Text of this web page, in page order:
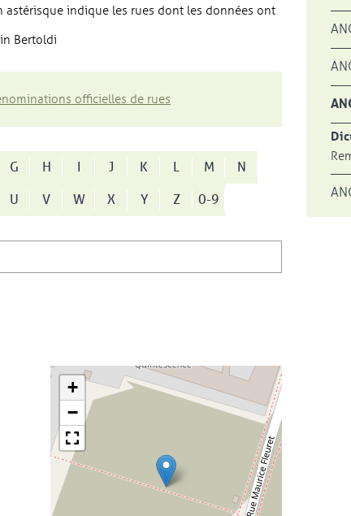
astérisque indique les rues dont les données ont
Bertoldi
officielles de rues
G H I J K L M
N
U V W X Y Z 0-9
+
−